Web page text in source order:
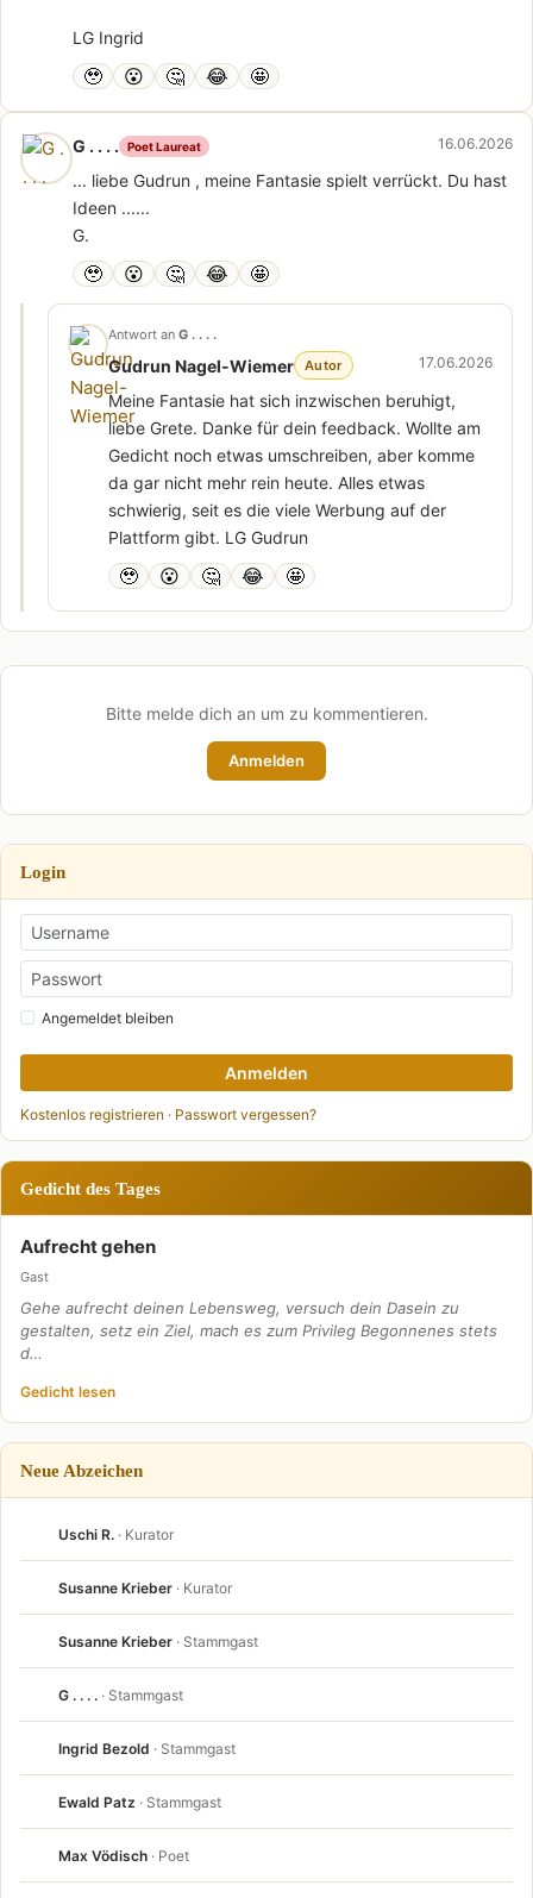
LG Ingrid
🥹 😮 🤔 😂 🤩
G . . . . Poet Laureat 16.06.2026
... liebe Gudrun , meine Fantasie spielt verrückt. Du hast
Ideen ......
G.
🥹 😮 🤔 😂 🤩
Antwort an G . . . .
Gudrun Nagel-Wiemer Autor 17.06.2026
Meine Fantasie hat sich inzwischen beruhigt,
liebe Grete. Danke für dein feedback. Wollte am
Gedicht noch etwas umschreiben, aber komme
da gar nicht mehr rein heute. Alles etwas
schwierig, seit es die viele Werbung auf der
Plattform gibt. LG Gudrun
🥹 😮 🤔 😂 🤩
Bitte melde dich an um zu kommentieren.
Anmelden
Login
Angemeldet bleiben
Anmelden
Kostenlos registrieren · Passwort vergessen?
Gedicht des Tages
Aufrecht gehen
Gast
Gehe aufrecht deinen Lebensweg, versuch dein Dasein zu
gestalten, setz ein Ziel, mach es zum Privileg Begonnenes stets
d…
Gedicht lesen
Neue Abzeichen
Uschi R. · Kurator
Susanne Krieber · Kurator
Susanne Krieber · Stammgast
G . . . . · Stammgast
Ingrid Bezold · Stammgast
Ewald Patz · Stammgast
Max Vödisch · Poet